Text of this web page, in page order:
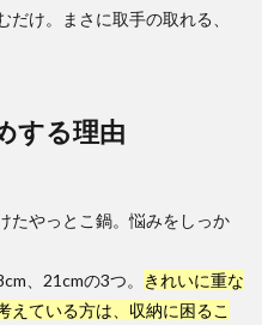
け。まさに取手の取れる、
する理由
たやっとこ鍋。悩みをしっか
、21cmの3つ。
きれいに重な
えている方は、収納に困るこ